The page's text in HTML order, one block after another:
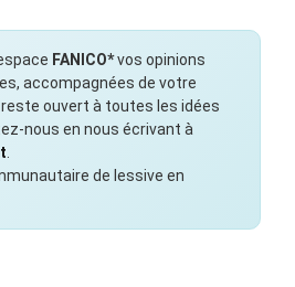
FANICO*vos opinions
accompagnées de votre
reste ouvert à toutes les idées
nous en nous écrivant à
de lessive en